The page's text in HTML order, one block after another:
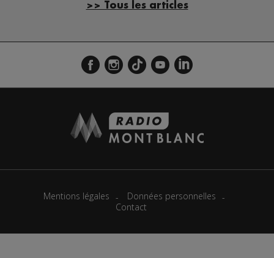
>> Tous les articles
Mentions légales
Données personnelles
Contact